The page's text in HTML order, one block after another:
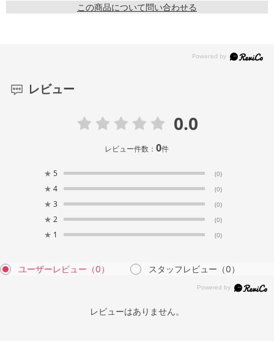
この商品について問い合わせる
レビュー
0.0
レビュー件数：0件
★ 5 (0)
★ 4 (0)
★ 3 (0)
★ 2 (0)
★ 1 (0)
ユーザーレビュー （0） スタッフレビュー （0）
レビューはありません。